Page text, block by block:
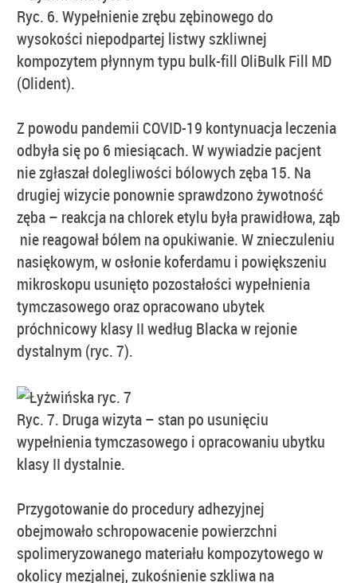
Ryc. 6. Wypełnienie zrębu zębinowego do
wysokości niepodpartej listwy szkliwnej
kompozytem płynnym typu bulk-fill OliBulk Fill MD
(Olident).
Z powodu pandemii COVID-19 kontynuacja leczenia
odbyła się po 6 miesiącach. W wywiadzie pacjent
nie zgłaszał dolegliwości bólowych zęba 15. Na
drugiej wizycie ponownie sprawdzono żywotność
zęba – reakcja na chlorek etylu była prawidłowa, ząb
nie reagował bólem na opukiwanie. W znieczuleniu
nasiękowym, w osłonie koferdamu i powiększeniu
mikroskopu usunięto pozostałości wypełnienia
tymczasowego oraz opracowano ubytek
próchnicowy klasy II według Blacka w rejonie
dystalnym (ryc. 7).
Ryc. 7. Druga wizyta – stan po usunięciu
wypełnienia tymczasowego i opracowaniu ubytku
klasy II dystalnie.
Przygotowanie do procedury adhezyjnej
obejmowało schropowacenie powierzchni
spolimeryzowanego materiału kompozytowego w
okolicy mezjalnej, zukośnienie szkliwa na